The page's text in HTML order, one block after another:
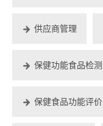
供应商管理
保健功能食品检测
保健食品功能评价